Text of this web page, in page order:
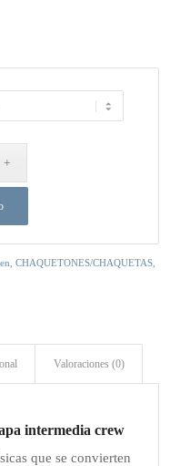
CHAQUETONES/CHAQUETAS,
Valoraciones (0)
intermedia crew
que se convierten